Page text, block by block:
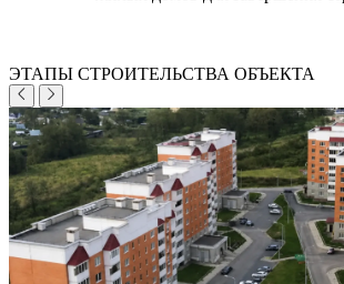
ЭТАПЫ СТРОИТЕЛЬСТВА ОБЪЕКТА